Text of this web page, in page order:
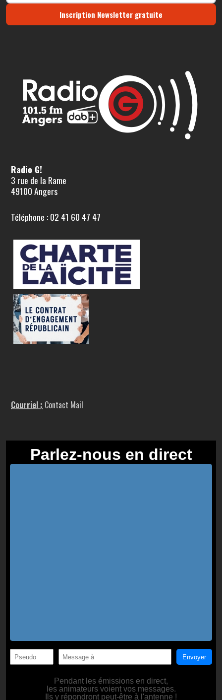
Inscription Newsletter gratuite
Radio G!
3 rue de la Rame
49100 Angers
Téléphone : 02 41 60 47 47
Courriel : Contact Mail